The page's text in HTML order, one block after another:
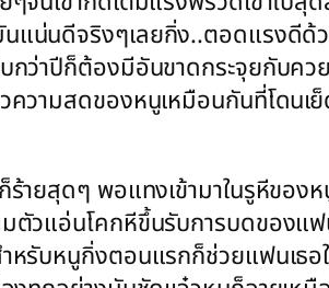
น่นดีจริงๆเลยกิ่ง..ตอดแรงดี
กว่าปีก็ต้องมีอันขาดกระจุยกับ
วามสดของหนูเหมือนกันที่โดนเย็
ายสุดๆ พอแทงเข้ามาในรูหีของ
ตัวแอ่นโคกหีขึ้นรับการบดของแ
หรับหนูกิ่งตอนแรกก็ช่วยแฟนเธ